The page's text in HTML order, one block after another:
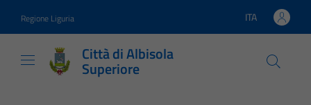
Regione Liguria Lingua attiva:
ITA
Città di Albisola
Superiore